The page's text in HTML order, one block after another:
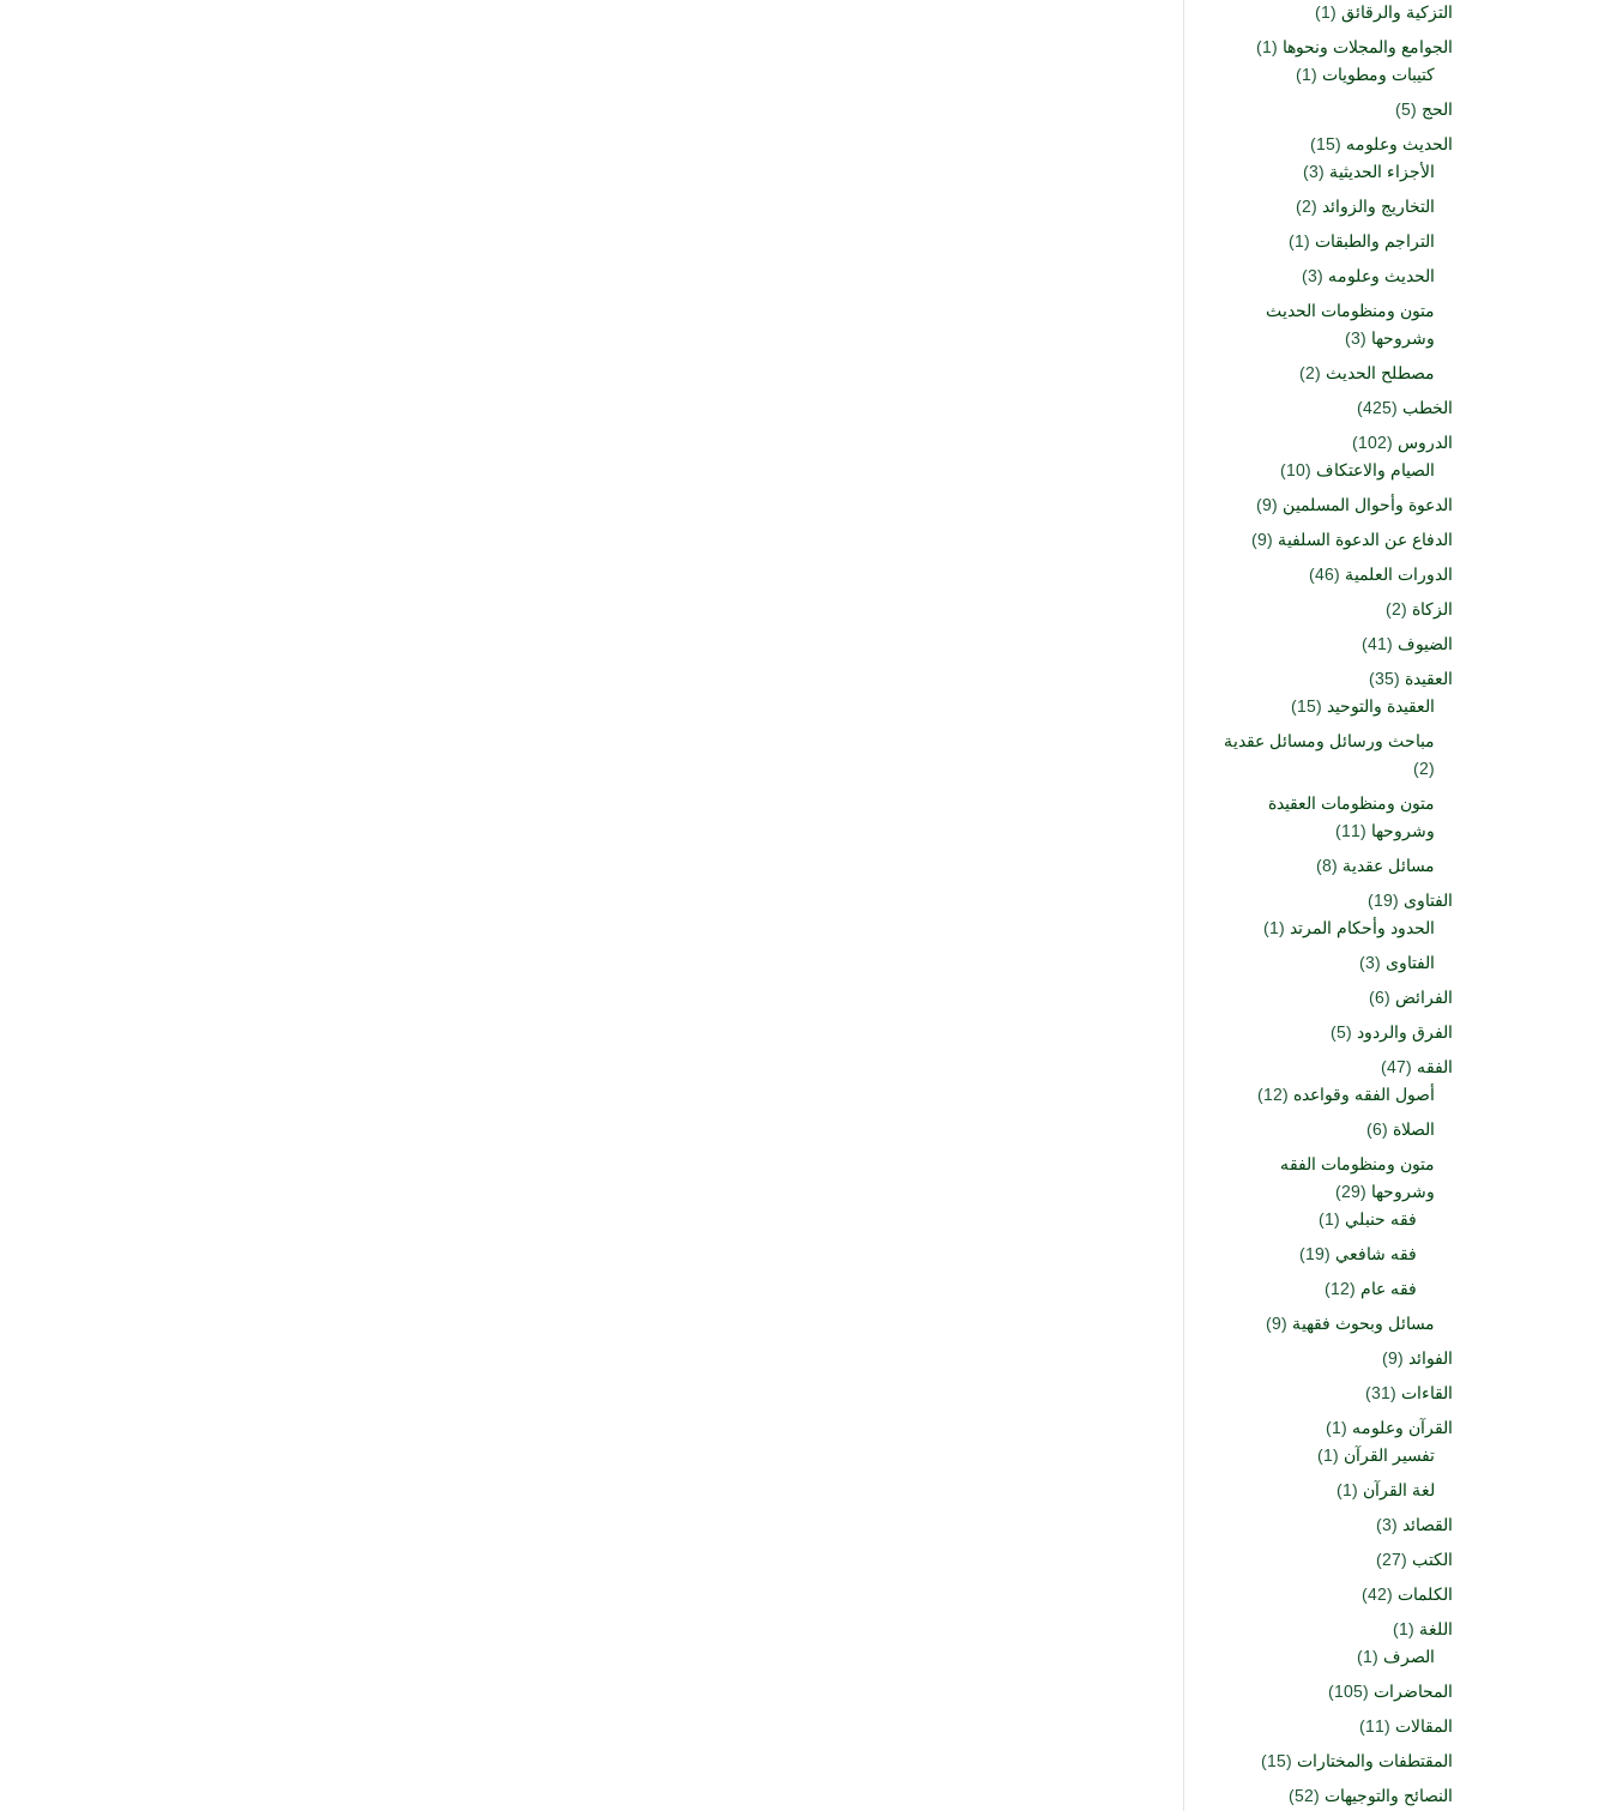
التزكية والرقائق (1)
الجوامع والمجلات ونحوها (1)
كتيبات ومطويات (1)
الحج (5)
الحديث وعلومه (15)
الأجزاء الحديثية (3)
التخاريج والزوائد (2)
التراجم والطبقات (1)
الحديث وعلومه (3)
متون ومنظومات الحديث
وشروحها (3)
مصطلح الحديث (2)
الخطب (425)
الدروس (102)
الصيام والاعتكاف (10)
الدعوة وأحوال المسلمين (9)
الدفاع عن الدعوة السلفية (9)
الدورات العلمية (46)
الزكاة (2)
الضيوف (41)
العقيدة (35)
العقيدة والتوحيد (15)
مباحث ورسائل ومسائل عقدية
(2)
متون ومنظومات العقيدة
وشروحها (11)
مسائل عقدية (8)
الفتاوى (19)
الحدود وأحكام المرتد (1)
الفتاوى (3)
الفرائض (6)
الفرق والردود (5)
الفقه (47)
أصول الفقه وقواعده (12)
الصلاة (6)
متون ومنظومات الفقه
وشروحها (29)
فقه حنبلي (1)
فقه شافعي (19)
فقه عام (12)
مسائل وبحوث فقهية (9)
الفوائد (9)
القاءات (31)
القرآن وعلومه (1)
تفسير القرآن (1)
لغة القرآن (1)
القصائد (3)
الكتب (27)
الكلمات (42)
اللغة (1)
الصرف (1)
المحاضرات (105)
المقالات (11)
المقتطفات والمختارات (15)
النصائح والتوجيهات (52)